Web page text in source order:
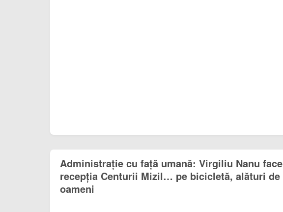
Administrație cu față umană: Virgiliu Nanu face
recepția Centurii Mizil… pe bicicletă, alături de
oameni